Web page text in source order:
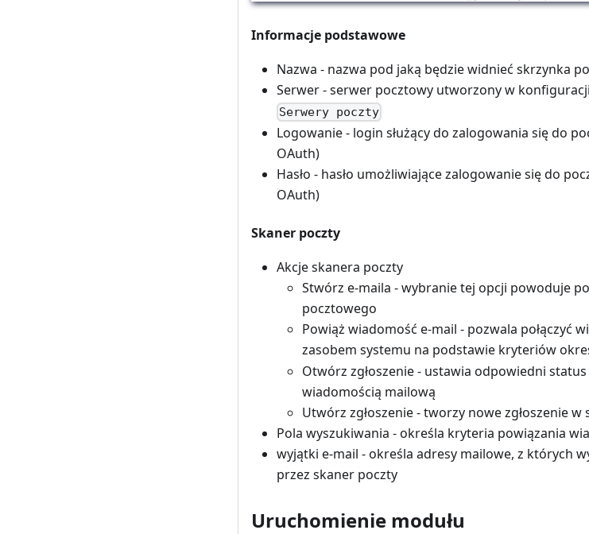
Informacje podstawowe
Nazwa - nazwa pod jaką będzie widnieć skrzynka
Serwer - serwer pocztowy utworzony w
Serwery poczty
Logowanie - login służący do zalogowania się do
OAuth)
Hasło - hasło umożliwiające zalogowanie się do
OAuth)
Skaner poczty
Akcje skanera poczty
Stwórz e-maila - wybranie tej opcji powoduje
pocztowego
Powiąż wiadomość e-mail - pozwala połączyć
zasobem systemu na podstawie kryteriów
Otwórz zgłoszenie - ustawia odpowiedni
wiadomością mailową
Utwórz zgłoszenie - tworzy nowe zgłoszenie w
Pola wyszukiwania - określa kryteria powiązania
wyjątki e-mail - określa adresy mailowe, z których
przez skaner poczty
Uruchomienie modułu